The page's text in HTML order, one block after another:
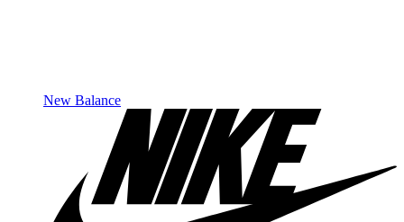
New Balance